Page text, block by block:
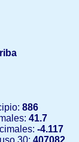
886
41.7
-4.117
30: 407082